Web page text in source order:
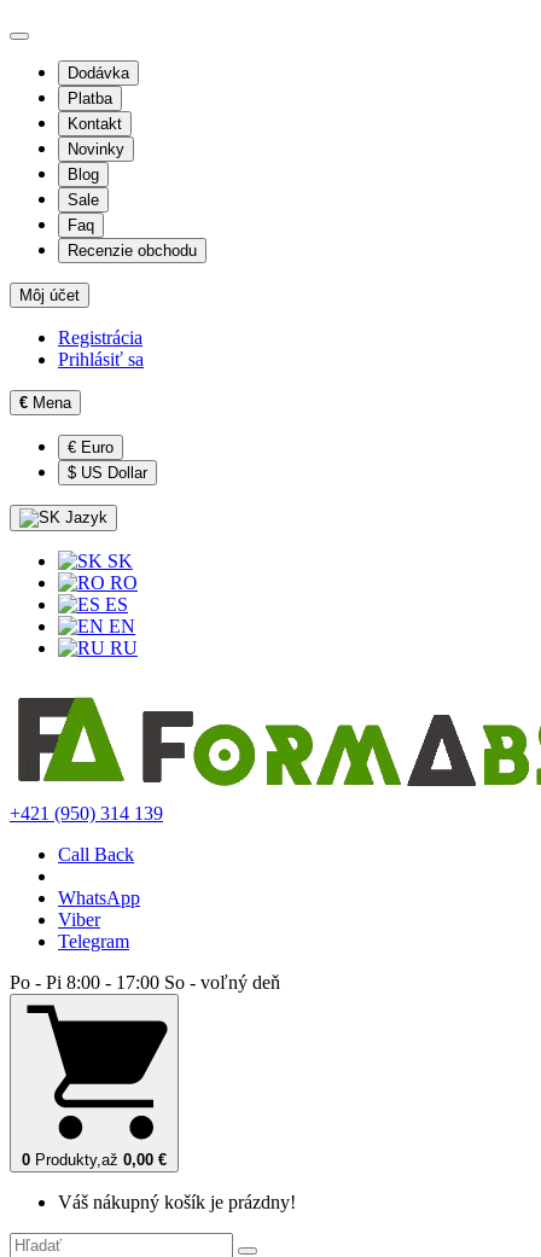
Dodávka
Platba
Kontakt
Novinky
Blog
Sale
Faq
Recenzie obchodu
Môj účet
Registrácia
Prihlásiť sa
€ Mena
€ Euro
$ US Dollar
Jazyk
SK
RO
ES
EN
RU
+421 (950) 314 139
Call Back
WhatsApp
Viber
Telegram
Po - Pi 8:00 - 17:00 So - voľný deň
0 Produkty,až 0,00 €
Váš nákupný košík je prázdny!